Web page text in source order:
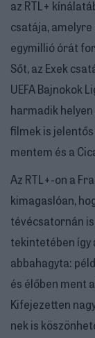
az RTL+
csatája,
egymillió órát
Sőt, az Exek
UEFA Bajnokok
harmadik
filmek is
mentem és a
Az RTL+-on a
kimagaslóan,
tévécsatornán
tekintetében
abbahagyta:
és élőben ment
Kifejezetten
nek is